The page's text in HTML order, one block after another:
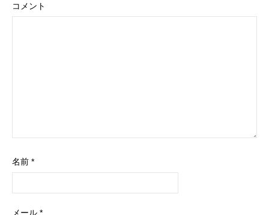
v
n
コメント
名前 *
メール *